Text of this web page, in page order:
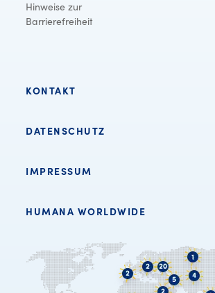
Hinweise zur
Barrierefreiheit
KONTAKT
DATENSCHUTZ
IMPRESSUM
HUMANA WORLDWIDE